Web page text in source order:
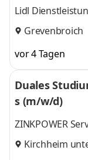
Lidl
Grevenbroich
vor 4 Tagen
Duales
s (m/w/d)
ZINKPOWER
Kirchheim